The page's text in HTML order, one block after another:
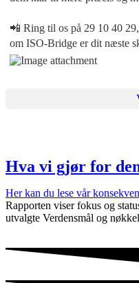
📲 Ring til os på 29 10 40
om ISO-Bridge er dit næste
Hva vi gjør for
Her kan du lese vår
Rapporten viser fokus og
utvalgte Verdensmål og